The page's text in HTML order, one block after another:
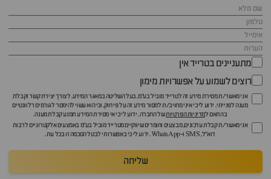
מתעניינים בטרייד אין
רוצים לשמוע על אפשרויות מימון
אני מאשר/ת מסירת מידע זה לטרייד מוביל בע"מ, בעל השליטה במאגר המידע, לצורך יצירת קשר וקבלת
מענה לפנייתי. ידוע לי כי איני מחויב/ת למסור מידע זה על פי חוק, וכי הוא עשוי להימסר לגורמים רלוונטיים
בהתאם למדיניות הפרטיותשל החברה. ידוע לי כי אי מסירת המידע תמנע קבלת מענה.
אני מאשר/ת קבלת עדכונים, מבצעים וחומרים שיווקיים מטרייד מוביל בע"מ באמצעים אלקטרוניים לרבות
דוא״ל, SMS ו-WhatsApp. ידוע לי כי באפשרותי לבטל הסכמה זו בכל עת.
שליחה